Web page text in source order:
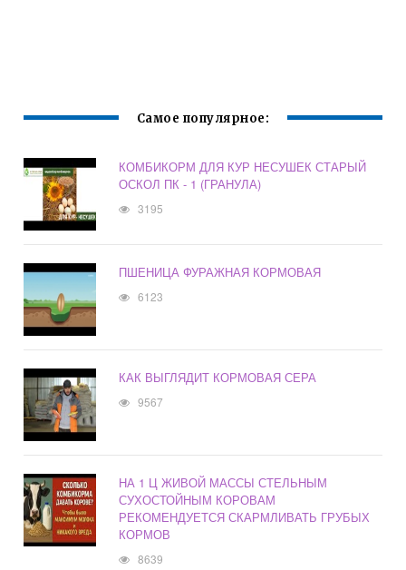
Самое популярное:
КОМБИКОРМ ДЛЯ КУР НЕСУШЕК СТАРЫЙ
ОСКОЛ ПК - 1 (ГРАНУЛА)
3195
ПШЕНИЦА ФУРАЖНАЯ КОРМОВАЯ
6123
КАК ВЫГЛЯДИТ КОРМОВАЯ СЕРА
9567
НА 1 Ц ЖИВОЙ МАССЫ СТЕЛЬНЫМ
СУХОСТОЙНЫМ КОРОВАМ
РЕКОМЕНДУЕТСЯ СКАРМЛИВАТЬ ГРУБЫХ
КОРМОВ
8639